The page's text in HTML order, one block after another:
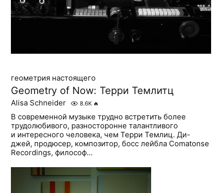
геометрия настоящего
Geometry of Now: Терри Темлитц
Alisa Schneider 8.6K 🔥
В современной музыке трудно встретить более
трудолюбивого, разносторонне талантливого
и интересного человека, чем Терри Темлиц. Ди-
джей, продюсер, композитор, босс лейбла Comatonse
Recordings, философ...